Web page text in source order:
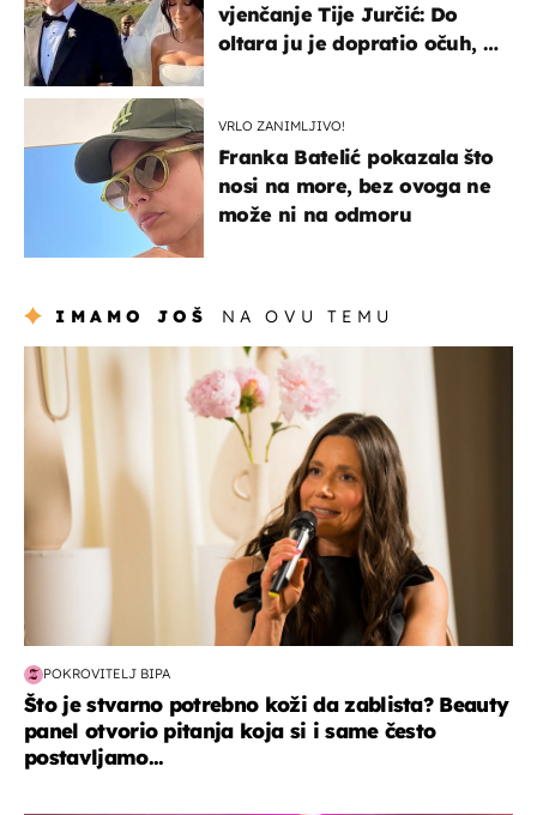
vjenčanje Tije Jurčić: Do
oltara ju je dopratio očuh, a
VRLO ZANIMLJIVO!
Franka Batelić pokazala što
nosi na more, bez ovoga ne
može ni na odmoru
IMAMO JOŠ NA OVU TEMU
moda & ljepota
POKROVITELJ BIPA
Što je stvarno potrebno koži da zablista? Beauty
panel otvorio pitanja koja si i same često
postavljamo...